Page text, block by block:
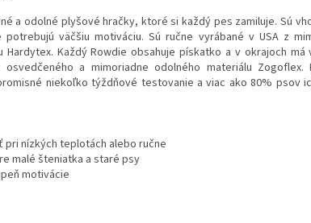
a odolné plyšové hračky, ktoré si každý pes zamiluje. Sú
väčšiu motiváciu. Sú ručne vyrábané v USA z
Hardytex. Každý Rowdie obsahuje pískatko a v okrajoch má
a mimoriadne odolného materiálu Zogoflex.
niekoľko týždňové testovanie a viac ako 80% psov
pri nízkých teplotách alebo ručne
malé šteniatka a staré psy
motivácie